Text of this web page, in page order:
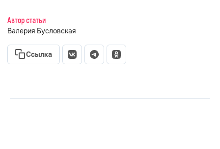
Автор статьи
Валерия Бусловская
Ссылка